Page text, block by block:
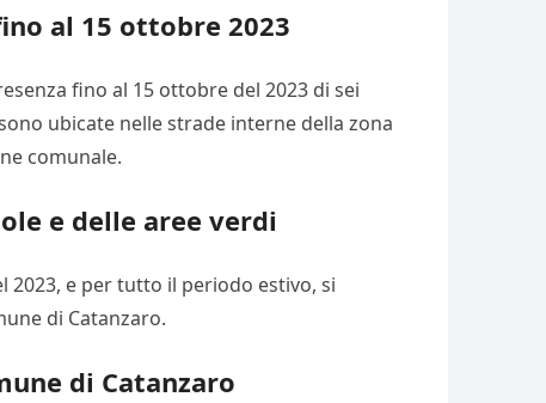
al 15 ottobre 2023
fino al 15 ottobre del 2023 di sei
ubicate nelle strade interne della zona
comunale.
e delle aree verdi
2023, e per tutto il periodo estivo, si
di Catanzaro.
di Catanzaro